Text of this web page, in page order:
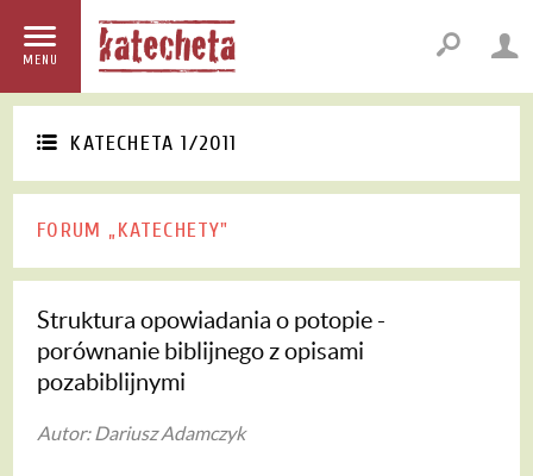
MENU
KATECHETA 1/2011
FORUM „KATECHETY"
Struktura opowiadania o potopie -
porównanie biblijnego z opisami
pozabiblijnymi
Autor: Dariusz Adamczyk